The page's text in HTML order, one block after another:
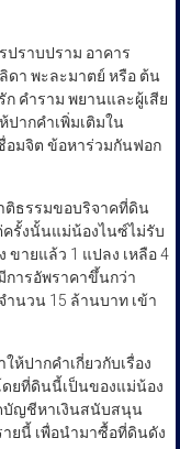
ปราบปราม อาคาร
ดา พะละมาตย์ หรือ ต้น
ก คำราม พยานและผู้เสีย
ปากคำเพิ่มเติมใน
อมจิต ข้อหาร่วมกันฟอก
ติธรรมขอบริจาคที่ดิน
รั้งนั้นแม่น้องไนซ์ไม่รับ
ขายแล้ว 1 แปลง เหลือ 4
การอัพราคาขึ้นกว่า
ำนวน 15 ล้านบาท เข้า
ห้ปากคำเกี่ยวกับเรื่อง
ยที่ดินนี้เป็นของแม่น้อง
บัญชีหาเงินสนับสนุน
ยนี้ เพื่อนำมาซื้อที่ดินดัง